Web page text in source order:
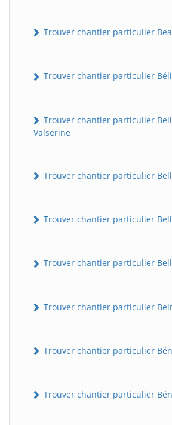
Trouver chantier particulier
Trouver chantier particulier
Trouver chantier particulier
Valserine
Trouver chantier particulier
Trouver chantier particulier
Trouver chantier particulier
Trouver chantier particulier
Trouver chantier particulier
Trouver chantier particulier